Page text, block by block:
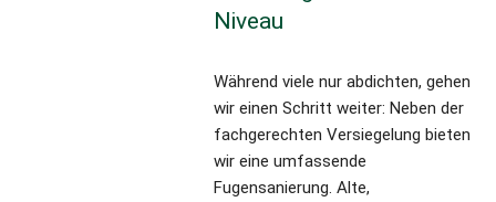
Niveau
Während viele nur abdichten, gehen
wir einen Schritt weiter: Neben der
fachgerechten Versiegelung bieten
wir eine umfassende
Fugensanierung. Alte,